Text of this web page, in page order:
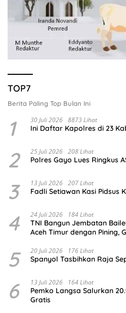
TOP7
Berita Paling Top Bulan Ini
1 30 Juli 2026 8873 Lihat
Ini Daftar Kapolres di 23
2 25 Juli 2026 208 Lihat
Polres Gayo Lues Ringkus
3 13 Juli 2026 207 Lihat
Fadli Setiawan Kasi Pidsus
4 24 Juli 2026 184 Lihat
TNI Bangun Jembatan
Aceh Timur dengan Pining,
5 20 Juli 2026 176 Lihat
Spanyol Tasbihkan Raja
6 13 Juli 2026 164 Lihat
Pemko Langsa Salurkan
Gratis